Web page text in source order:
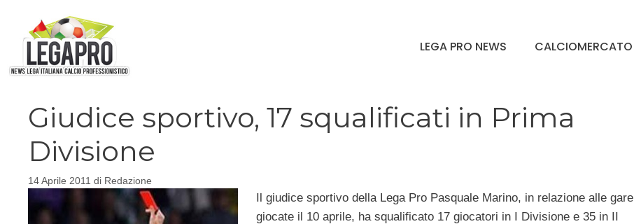
contenuto
LEGA PRO NEWS CALCIOMERCATO
Giudice sportivo, 17 squalificati in Prima
Divisione
14 Aprile 2011 di Redazione
Il giudice sportivo della Lega Pro Pasquale Marino, in relazione alle gare
giocate il 10 aprile, ha squalificato 17 giocatori in I Divisione e 35 in II